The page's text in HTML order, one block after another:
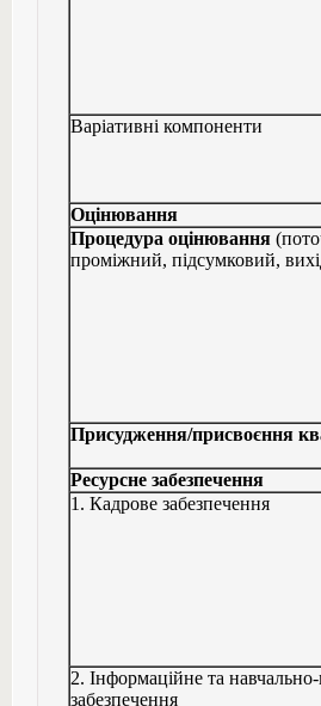
Варіативні компоненти
Оцінювання
Процедура оцінювання
проміжний, підсумковий,
Присудження/присвоєння
Ресурсне забезпечення
1. Кадрове забезпечення
2. Інформаційне та
забезпечення